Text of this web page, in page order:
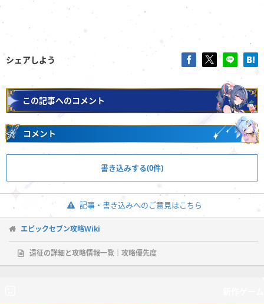
シェアしよう
この記事へのコメント
コメント
書き込みする(0件)
記事・書き込みへのご意見はこちら
エピックセブン攻略Wiki
遠征の詳細と攻略情報一覧｜攻略優先度